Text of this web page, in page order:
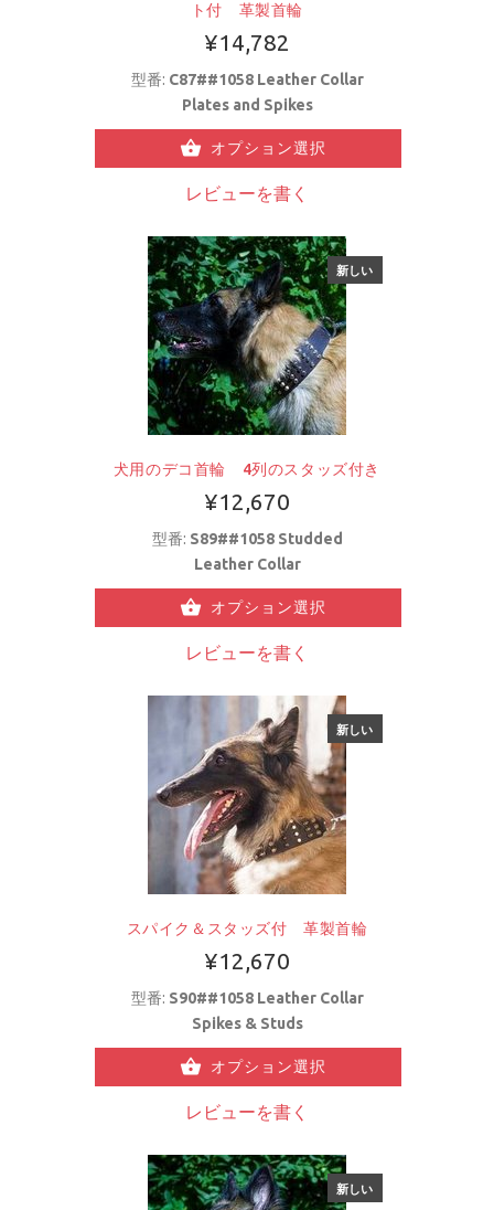
ト付 革製首輪
¥14,782
型番: C87##1058 Leather Collar
Plates and Spikes
オプション選択
レビューを書く
新しい
犬用のデコ首輪 4列のスタッズ付き
¥12,670
型番: S89##1058 Studded
Leather Collar
オプション選択
レビューを書く
新しい
スパイク＆スタッズ付 革製首輪
¥12,670
型番: S90##1058 Leather Collar
Spikes & Studs
オプション選択
レビューを書く
新しい